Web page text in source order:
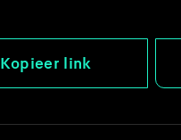
Kopieer link